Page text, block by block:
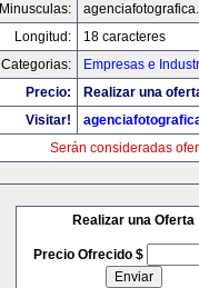
Minusculas:
Longitud:
18 caracteres
Categorias:
Empresas e
Precio:
Realizar una
Visitar!
Serán consideradas
Realizar una Oferta
Precio Ofrecido $